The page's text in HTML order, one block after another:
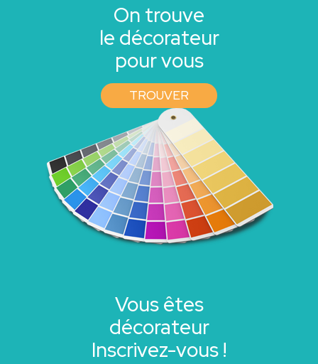
On trouve
le décorateur
pour vous
TROUVER
Vous êtes
décorateur
Inscrivez-vous !